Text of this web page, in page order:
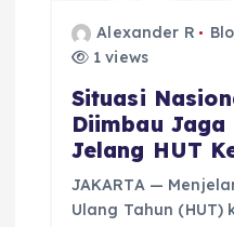
Alexander R
1 views
Situasi
Diimbau Jaga
Jelang HUT
JAKARTA —
Ulang Tahun (HUT)